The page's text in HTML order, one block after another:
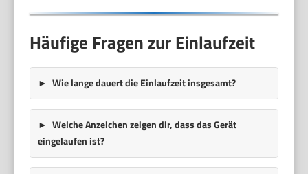
Häufige Fragen zur Einlaufzeit
Wie lange dauert die Einlaufzeit insgesamt?
Welche Anzeichen zeigen dir, dass das Gerät
eingelaufen ist?